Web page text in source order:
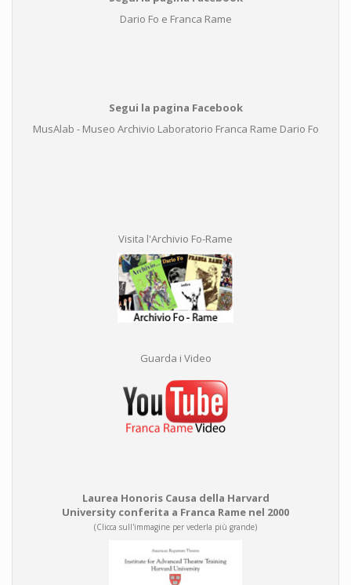
Dario Fo e Franca Rame
Segui la pagina Facebook
MusAlab - Museo Archivio Laboratorio Franca Rame Dario Fo
Visita l'Archivio Fo-Rame
Guarda i Video
Laurea Honoris Causa della Harvard
University conferita a Franca Rame nel 2000
(Clicca sull'immagine per vederla più grande)